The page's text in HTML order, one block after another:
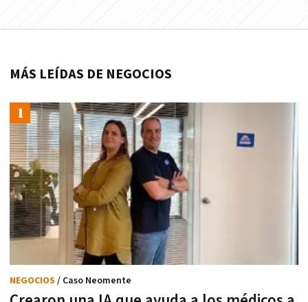
MÁS LEÍDAS DE NEGOCIOS
NEGOCIOS / Caso Neomente